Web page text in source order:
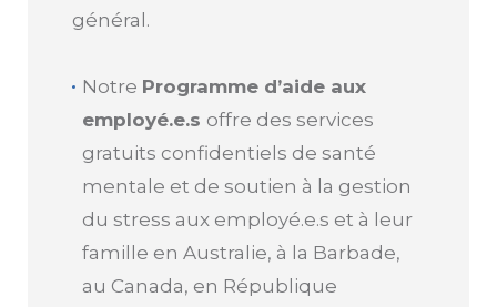
général.
Notre Programme d’aide aux
employé.e.s offre des services
gratuits confidentiels de santé
mentale et de soutien à la gestion
du stress aux employé.e.s et à leur
famille en Australie, à la Barbade,
au Canada, en République